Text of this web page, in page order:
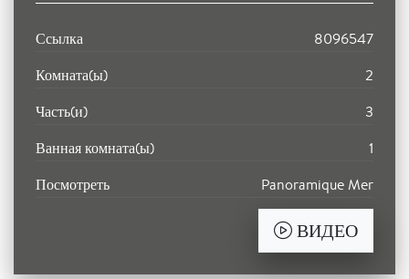
Ссылка
8096547
Комната(ы)
2
Часть(и)
3
Ванная комната(ы)
1
Посмотреть
Panoramique Mer
ВИДЕО